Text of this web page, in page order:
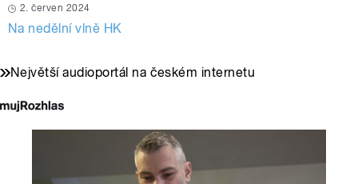
2. červen 2024
Na nedělní vlně HK
Největší audioportál na českém internetu